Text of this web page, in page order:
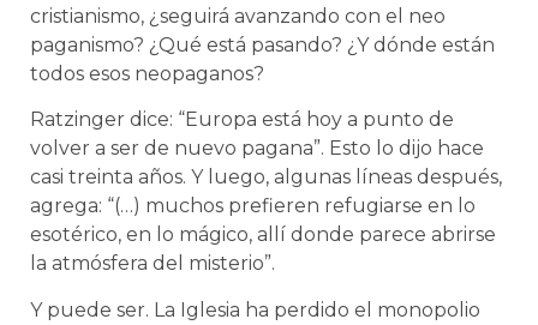
cristianismo, ¿seguirá avanzando con el neo
paganismo? ¿Qué está pasando? ¿Y dónde están
todos esos neopaganos?
Ratzinger dice: “Europa está hoy a punto de
volver a ser de nuevo pagana”. Esto lo dijo hace
casi treinta años. Y luego, algunas líneas después,
agrega: “(…) muchos prefieren refugiarse en lo
esotérico, en lo mágico, allí donde parece abrirse
la atmósfera del misterio”.
Y puede ser. La Iglesia ha perdido el monopolio